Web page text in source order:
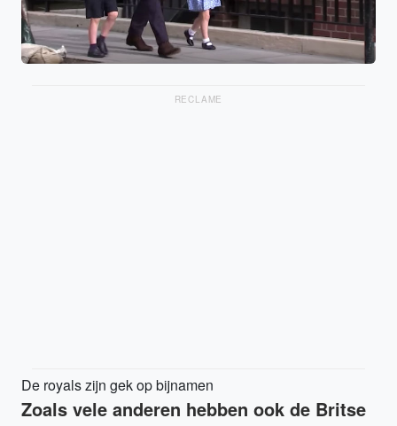
RECLAME
De royals zijn gek op bijnamen
Zoals vele anderen hebben ook de Britse